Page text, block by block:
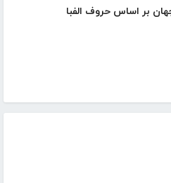
بر اساس حروف الفبا